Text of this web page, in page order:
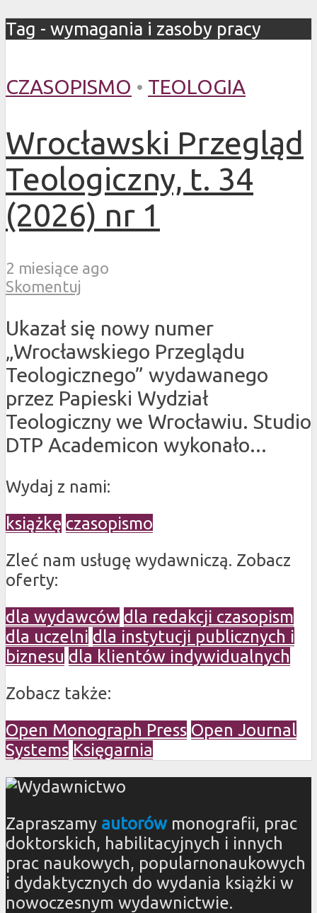
Tag - wymagania i zasoby pracy
CZASOPISMO • TEOLOGIA
Wrocławski Przegląd
Teologiczny, t. 34
(2026) nr 1
2 miesiące ago
Skomentuj
Ukazał się nowy numer
„Wrocławskiego Przeglądu
Teologicznego” wydawanego
przez Papieski Wydział
Teologiczny we Wrocławiu. Studio
DTP Academicon wykonało...
Wydaj z nami:
książkę czasopismo
Zleć nam usługę wydawniczą. Zobacz
oferty:
dla wydawców dla redakcji czasopism
dla uczelni dla instytucji publicznych i
biznesu dla klientów indywidualnych
Zobacz także:
Open Monograph Press Open Journal
Systems Księgarnia
Zapraszamy autorówmonografii, prac
doktorskich, habilitacyjnych i innych
prac naukowych, popularnonaukowych
i dydaktycznych do wydania książki w
nowoczesnym wydawnictwie.